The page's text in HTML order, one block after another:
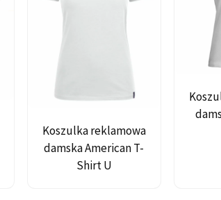
Koszulka reklamowa
damska American T-
Shirt U